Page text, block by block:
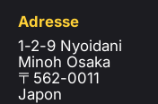
Adresse
1-2-9 Nyoidani
Minoh Osaka
〒562-0011
Japon